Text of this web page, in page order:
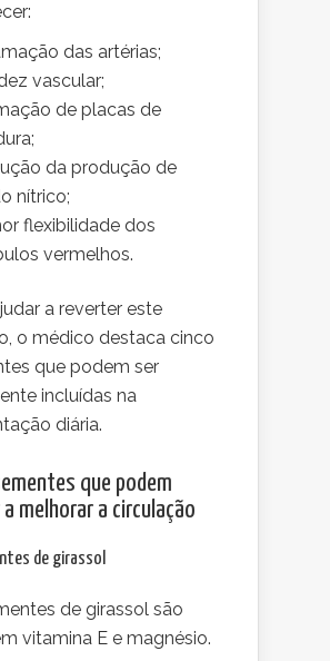
das artérias;
vascular;
de placas de
da produção de
nítrico;
flexibilidade dos
vermelhos.
a reverter este
o médico destaca cinco
que podem ser
incluídas na
diária.
que podem
a melhorar a circulação
de girassol
de girassol são
vitamina E e magnésio.